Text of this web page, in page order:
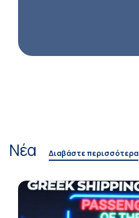
Νέα Διαβάστε περισσότερα